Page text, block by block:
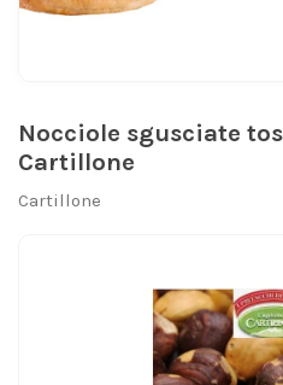
Nocciole sgusciate
Cartillone
Cartillone